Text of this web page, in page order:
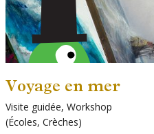
Voyage en mer
Pour
enfants!
Visite guidée, Workshop
(Écoles, Crèches)